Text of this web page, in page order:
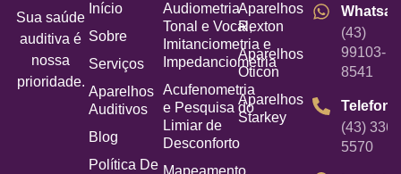
Sua saúde
auditiva é
nossa
prioridade.
Início
Sobre
Serviços
Aparelhos
Auditivos
Blog
Política De
Audiometria
Tonal e Vocal,
Imitanciometria e
Impedanciometria
Acufenometria
e Pesquisa do
Limiar de
Desconforto
Aparelhos
Rexton
Aparelhos
Oticon
Aparelhos
Starkey
(43)
99103-
8541
Telefone
(43)
5570